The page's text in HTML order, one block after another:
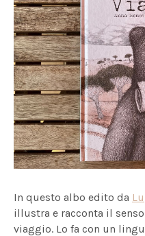
In questo albo edito da
illustra e racconta il
viaggio. Lo fa con un